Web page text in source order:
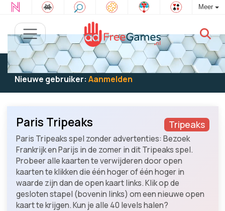
Meer
Bestaande gebruiker: Log in
om te spelen
Nieuwe gebruiker: Aanmelden
Tripeaks
Paris Tripeaks
Paris Tripeaks spel zonder advertenties: Bezoek
Frankrijk en Parijs in de zomer in dit Tripeaks spel.
Probeer alle kaarten te verwijderen door open
kaarten te klikken die één hoger of één hoger in
waarde zijn dan de open kaart links. Klik op de
gesloten stapel (bovenin links) om een nieuwe open
kaart te krijgen. Kun je alle 40 levels halen?